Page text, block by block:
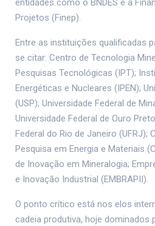
entidades como o BNDES e a
Projetos (Finep).
Entre as instituições qualificadas
se citar: Centro de Tecnologia
Pesquisas Tecnológicas (IPT);
Energéticas e Nucleares (IPEN);
(USP); Universidade Federal de
Universidade Federal de Ouro
Federal do Rio de Janeiro (UFRJ);
Pesquisa em Energia e Materiais
de Inovação em Mineralogia;
e Inovação Industrial (EMBRAPII).
O ponto crítico está nos elos
cadeia produtiva, hoje dominados